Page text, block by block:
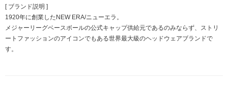
[ ブランド説明 ]
1920年に創業したNEW ERA/ニューエラ。
メジャーリーグベースボールの公式キャップ供給元であるのみならず、ストリ
ートファッションのアイコンでもある世界最大級のヘッドウェアブランドで
す。